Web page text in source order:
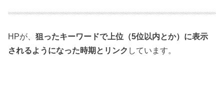
HPが、狙ったキーワードで上位（5位以内とか）に表示
されるようになった時期とリンク しています。